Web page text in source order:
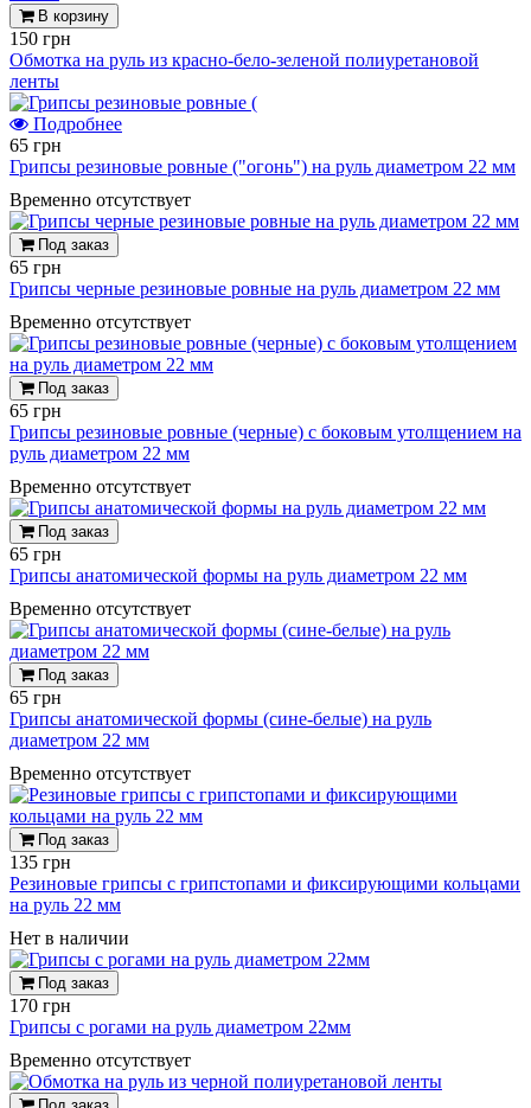
В корзину
150 грн
Обмотка на руль из красно-бело-зеленой полиуретановой
ленты
Подробнее
65 грн
Грипсы резиновые ровные ("огонь") на руль диаметром 22 мм
Временно отсутствует
Под заказ
65 грн
Грипсы черные резиновые ровные на руль диаметром 22 мм
Временно отсутствует
Под заказ
65 грн
Грипсы резиновые ровные (черные) с боковым утолщением на
руль диаметром 22 мм
Временно отсутствует
Под заказ
65 грн
Грипсы анатомической формы на руль диаметром 22 мм
Временно отсутствует
Под заказ
65 грн
Грипсы анатомической формы (сине-белые) на руль
диаметром 22 мм
Временно отсутствует
Под заказ
135 грн
Резиновые грипсы с грипстопами и фиксирующими кольцами
на руль 22 мм
Нет в наличии
Под заказ
170 грн
Грипсы с рогами на руль диаметром 22мм
Временно отсутствует